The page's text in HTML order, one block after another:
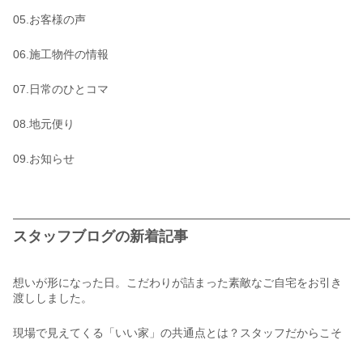
05.お客様の声
06.施工物件の情報
07.日常のひとコマ
08.地元便り
09.お知らせ
スタッフブログの新着記事
想いが形になった日。こだわりが詰まった素敵なご自宅をお引き
渡ししました。
現場で見えてくる「いい家」の共通点とは？スタッフだからこそ